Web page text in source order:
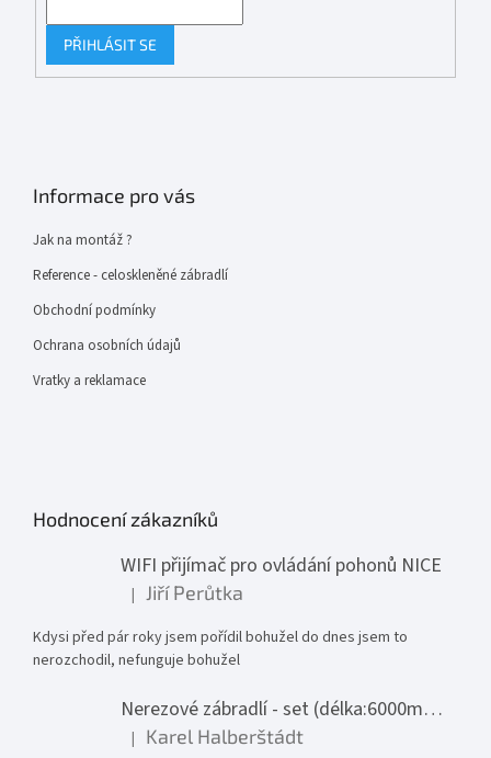
PŘIHLÁSIT SE
Informace pro vás
Jak na montáž ?
Reference - celoskleněné zábradlí
Obchodní podmínky
Ochrana osobních údajů
Vratky a reklamace
Hodnocení zákazníků
WIFI přijímač pro ovládání pohonů NICE
Hodnocení produktu je 1 z 5 hvězdiček.
| Jiří Perůtka
Kdysi před pár roky jsem pořídil bohužel do dnes jsem to
nerozchodil, nefunguje bohužel
Nerezové zábradlí - set (délka:6000mm x výška:1000mm)
Hodnocení produktu je 5 z 5 hvězdiček.
| Karel Halberštádt